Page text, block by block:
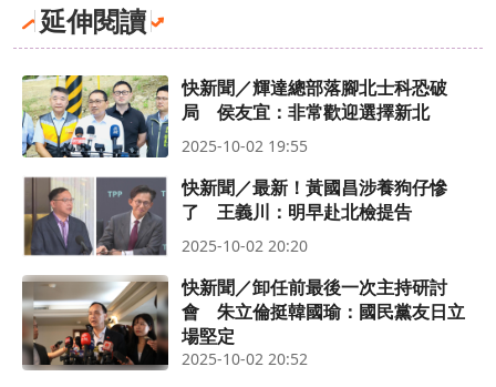
延伸閱讀
快新聞／輝達總部落腳北士科恐破
局 侯友宜：非常歡迎選擇新北
2025-10-02 19:55
快新聞／最新！黃國昌涉養狗仔慘
了 王義川：明早赴北檢提告
2025-10-02 20:20
快新聞／卸任前最後一次主持研討
會 朱立倫挺韓國瑜：國民黨友日立
場堅定
2025-10-02 20:52